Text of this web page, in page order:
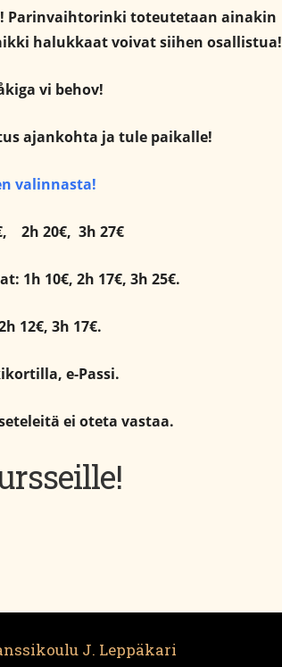
Parinvaihtorinki toteutetaan ainakin
halukkaat voivat siihen osallistua!
vi behov!
ajankohta ja tule paikalle!
valinnasta!
2h 20€, 3h 27€
1h 10€, 2h 17€, 3h 25€.
12€, 3h 17€.
e-Passi.
ei oteta vastaa.
J. Leppäkari